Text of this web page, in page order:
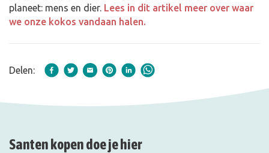
planeet: mens en dier. Lees in dit artikel meer over waar
we onze kokos vandaan halen.
Delen:
Santen kopen doe je hier